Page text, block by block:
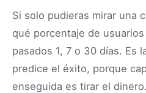
Si solo pudieras mirar una
qué porcentaje de
pasados 1, 7 o 30 días. Es
predice el éxito, porque
enseguida es tirar el